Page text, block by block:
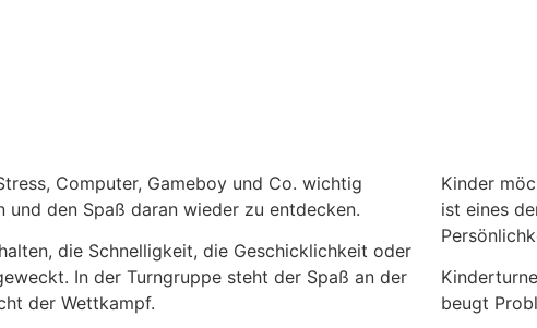
Computer, Gameboy und Co. wichtig
den Spaß daran wieder zu entdecken.
die Schnelligkeit, die Geschicklichkeit oder
In der Turngruppe steht der Spaß an der
der Wettkampf.
Kinder
ist eines
beugt